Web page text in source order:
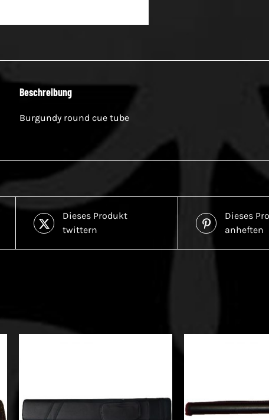
Beschreibung
Burgundy round cue tube
Dieses Produkt
twittern
Dieses
anheften